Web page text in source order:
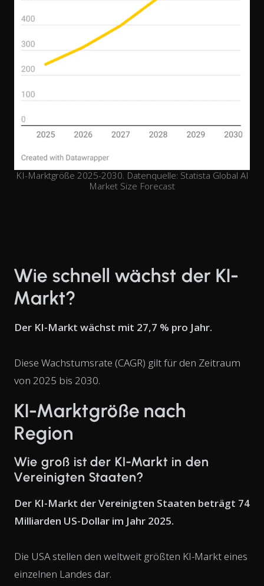
KI-Marktgröße 2025-2030. Datenquelle: Statista Global AI
Market Size Forecast
Wie schnell wächst der KI-
Markt?
Der KI-Markt wächst mit 27,7 % pro Jahr.
Diese Wachstumsrate (CAGR) gilt für den Zeitraum
von 2025 bis 2030.
KI-Marktgröße nach
Region
Wie groß ist der KI-Markt in den
Vereinigten Staaten?
Der KI-Markt der Vereinigten Staaten beträgt 74
Milliarden US-Dollar im Jahr 2025.
Die USA stellen den weltweit größten KI-Markt eines
einzelnen Landes dar.